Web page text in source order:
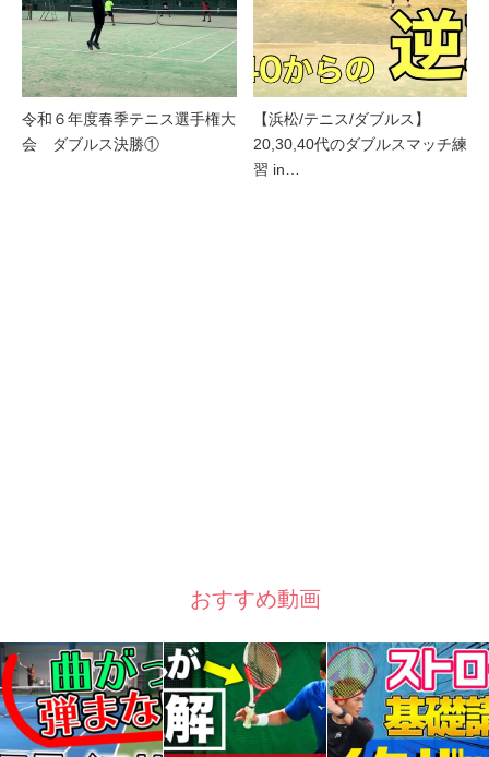
令和６年度春季テニス選手権大
会 ダブルス決勝①
【浜松/テニス/ダブルス】
20,30,40代のダブルスマッチ練
習 in…
おすすめ動画